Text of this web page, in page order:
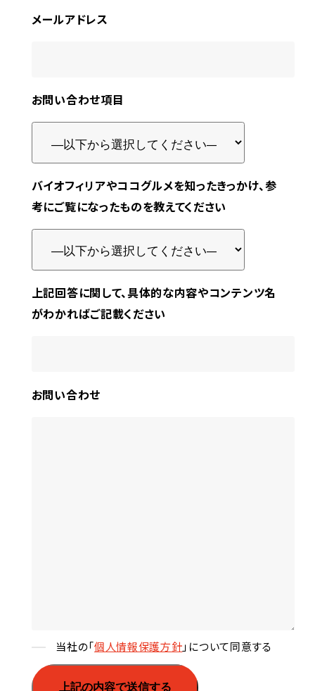
メールアドレス
お問い合わせ項目
バイオフィリアやココグルメを知ったきっかけ、参
考にご覧になったものを教えてください
上記回答に関して、具体的な内容やコンテンツ名
がわかればご記載ください
お問い合わせ
当社の「 個人情報保護方針 」について同意する